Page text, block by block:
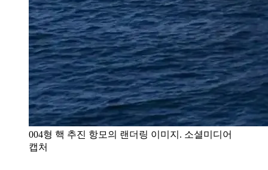
004형 핵 추진 항모의 랜더링 이미지. 소셜미디어
캡처